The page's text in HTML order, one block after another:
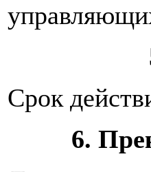
Срок
6.